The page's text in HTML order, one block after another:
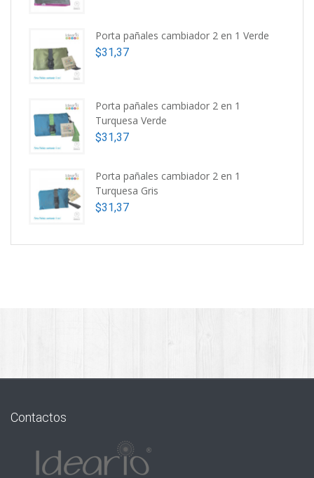
Porta pañales cambiador 2 en 1 Verde
$31,37
Porta pañales cambiador 2 en 1
Turquesa Verde
$31,37
Porta pañales cambiador 2 en 1
Turquesa Gris
$31,37
Contactos